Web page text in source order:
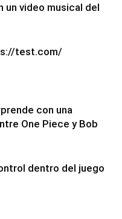
un video musical del
test.com/
con una
One Piece y Bob
dentro del juego